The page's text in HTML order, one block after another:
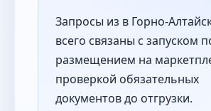
Запросы из в Горно-
всего связаны с запуском
размещением на
проверкой обязательных
документов до отгрузки.